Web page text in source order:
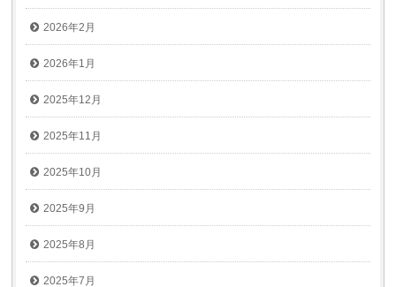
2026年2月
2026年1月
2025年12月
2025年11月
2025年10月
2025年9月
2025年8月
2025年7月